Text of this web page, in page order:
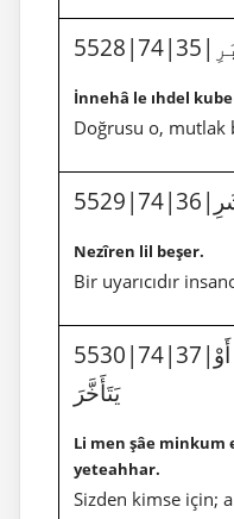
İnnehâ le ıhdel
Doğrusu o,
Nezîren lil beşer.
Bir uyarıcıdır
5530|74|37|لِمَن شَآءَ مِنكُمْ أَن يَتَقَدَّمَ أَوْ
يَتَأَخَّرَ
Li men şâe minkum
yeteahhar.
Sizden kimse için;